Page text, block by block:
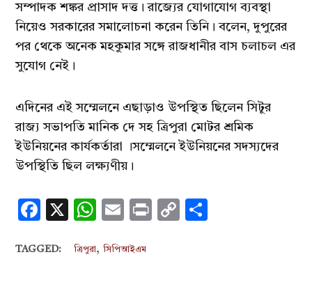
সম্পাদক শঙ্কর প্রাসাদ দত্ত। রাজ্যের যোগাযোগ ব্যবস্থা
নিয়েও সরকারের সমালোচনা করেন তিনি। বলেন, দুপুরের
পর থেকে অনেক মহকুমার সঙ্গে রাজধানীর বাস চলাচল এর
সুযোগ নেই।
এদিনের এই সম্মেলনে এছাড়াও উপস্থিত ছিলেন সিটুর
রাজ্য সভাপতি মানিক দে সহ ত্রিপুরা মোটর শ্রমিক
ইউনিয়নের কার্যকর্তারা ।সম্মেলনে ইউনিয়নের সদস্যদের
উপস্থিতি ছিল লক্ষ্যণীয়।
Facebook
X WhatsApp
EmailPrintCopy
TAGGED: ত্রিপুরা ,সিপিআইএম